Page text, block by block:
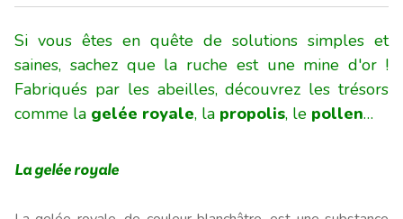
Si vous êtes en quête de solutions simples et
saines, sachez que la ruche est une mine d'or !
Fabriqués par les abeilles, découvrez les trésors
comme la gelée royale, la propolis, le pollen…
La gelée royale